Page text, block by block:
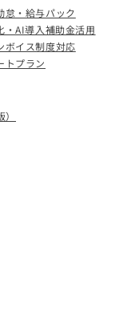
怠・給与パック
・AI導入補助金活用
ボイス制度対応
トプラン